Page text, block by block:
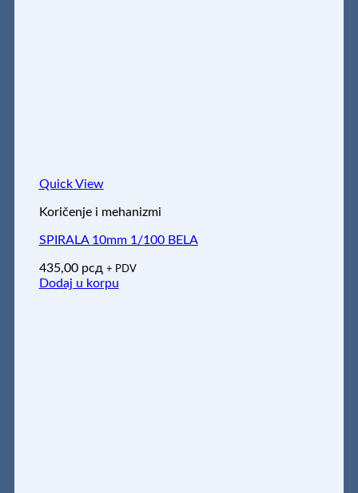
Quick View
Koričenje i mehanizmi
SPIRALA 10mm 1/100 BELA
435,00 рсд + PDV
Dodaj u korpu